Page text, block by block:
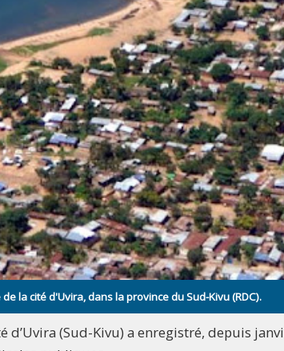
la cité d'Uvira, dans la province du Sud-Kivu (RDC).
d’Uvira (Sud-Kivu) a enregistré, depuis